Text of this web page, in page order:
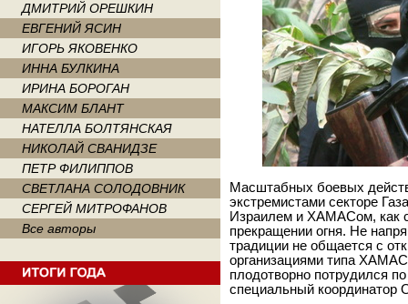
ДМИТРИЙ ОРЕШКИН
ЕВГЕНИЙ ЯСИН
ИГОРЬ ЯКОВЕНКО
ИННА БУЛКИНА
ИРИНА БОРОГАН
МАКСИМ БЛАНТ
НАТЕЛЛА БОЛТЯНСКАЯ
НИКОЛАЙ СВАНИДЗЕ
ПЕТР ФИЛИППОВ
СВЕТЛАНА СОЛОДОВНИК
СЕРГЕЙ МИТРОФАНОВ
Все авторы
Масштабных боевых
экстремистами секторе
Израилем и ХАМАСом, как
прекращении огня. Не
традиции не общается с
организациями типа
плодотворно потрудился
специальный